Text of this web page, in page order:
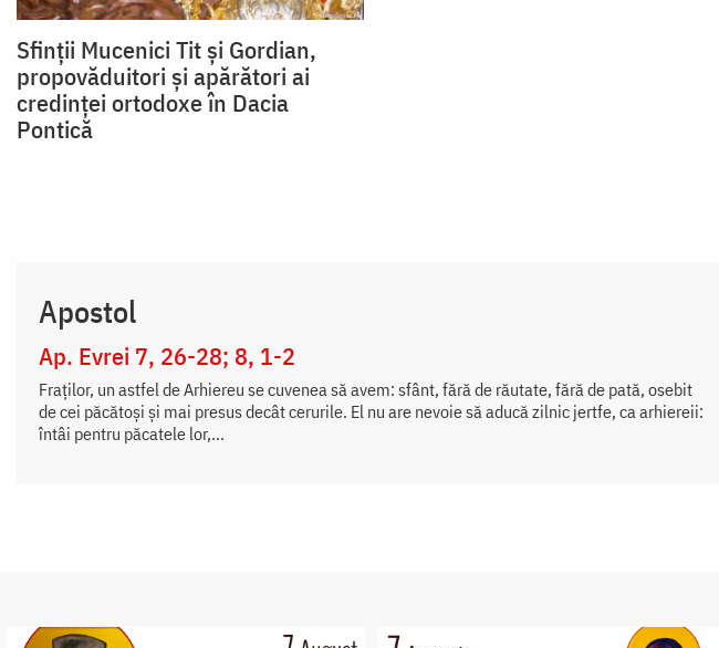
Sfinții Mucenici Tit și Gordian,
propovăduitori și apărători ai
credinței ortodoxe în Dacia
Pontică
Apostol
Ap. Evrei 7, 26-28; 8, 1-2
Fraţilor, un astfel de Arhiereu se cuvenea să avem: sfânt, fără de răutate, fără de pată, osebit
de cei păcătoşi şi mai presus decât cerurile. El nu are nevoie să aducă zilnic jertfe, ca arhiereii:
întâi pentru păcatele lor,...